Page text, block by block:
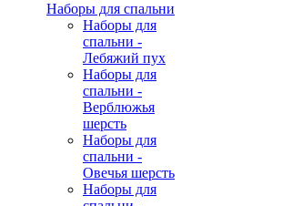
Наборы для спальни
Наборы для
спальни -
Лебяжий пух
Наборы для
спальни -
Верблюжья
шерсть
Наборы для
спальни -
Овечья шерсть
Наборы для